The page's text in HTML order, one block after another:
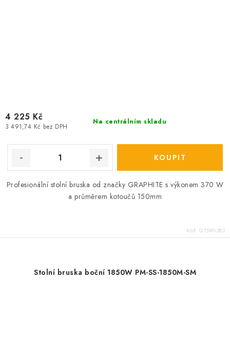
Na centrálním skladu
3 491,74 Kč bez DPH
4 225 Kč
Profesionální stolní bruska od značky GRAPHITE s výkonem 370 W
a průměrem kotoučů 150mm
Kód: GT59G383
Stolní bruska boční 1850W PM-SS-1850M-SM